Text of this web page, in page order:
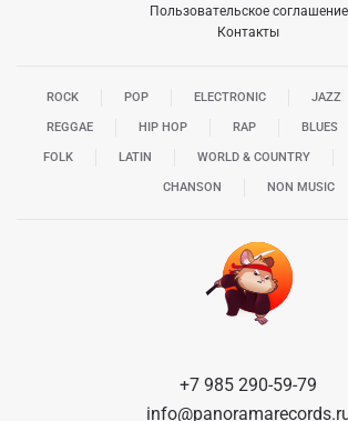
Пользовательское соглашение
Контакты
ROCK POP ELECTRONIC JAZZ
REGGAE HIP HOP RAP BLUES
FOLK LATIN WORLD & COUNTRY
CHANSON NON MUSIC
+7 985 290-59-79